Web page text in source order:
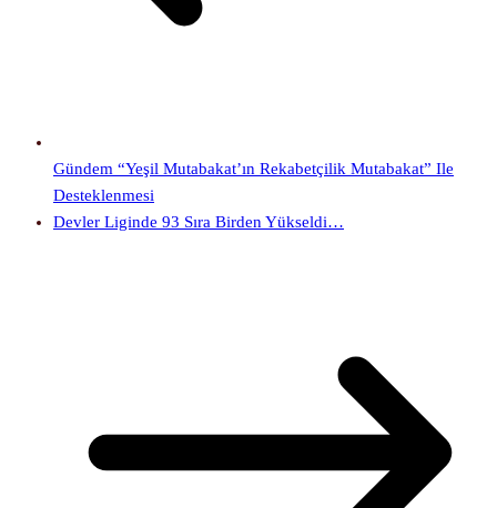
Gündem “Yeşil Mutabakat’ın Rekabetçilik Mutabakat” Ile
Desteklenmesi
Devler Liginde 93 Sıra Birden Yükseldi…